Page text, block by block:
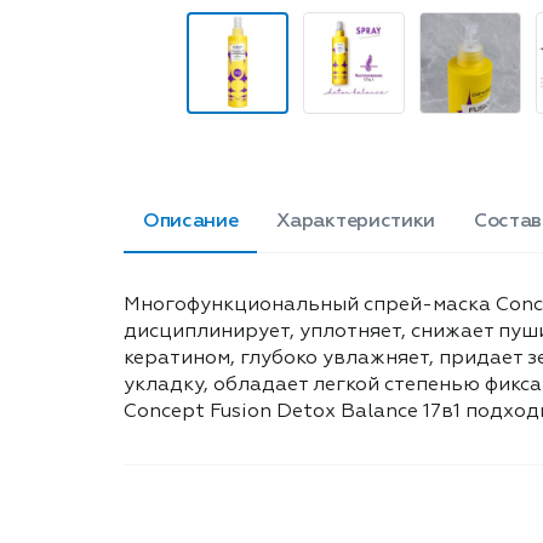
Описание Характеристики Состав
Многофункциональный спрей-маска
дисциплинирует, уплотняет, снижает
кератином, глубоко увлажняет, придает
укладку, обладает легкой степенью
Concept Fusion Detox Balance 17в1